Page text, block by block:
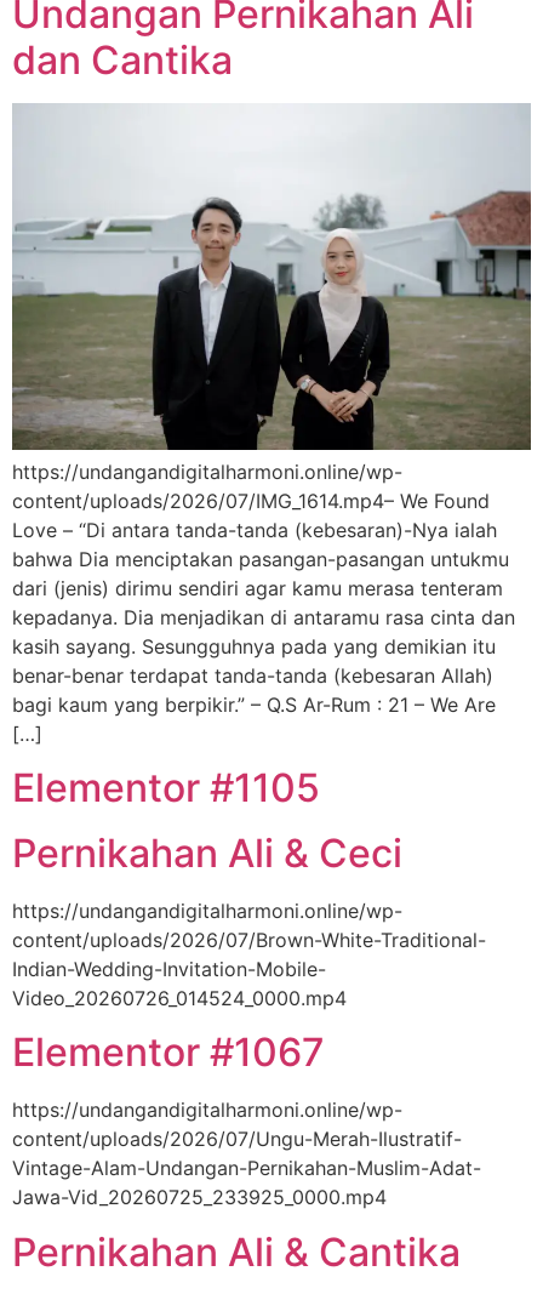
Undangan Pernikahan Ali
dan Cantika
https://undangandigitalharmoni.online/wp-
content/uploads/2026/07/IMG_1614.mp4– We Found
Love – “Di antara tanda-tanda (kebesaran)-Nya ialah
bahwa Dia menciptakan pasangan-pasangan untukmu
dari (jenis) dirimu sendiri agar kamu merasa tenteram
kepadanya. Dia menjadikan di antaramu rasa cinta dan
kasih sayang. Sesungguhnya pada yang demikian itu
benar-benar terdapat tanda-tanda (kebesaran Allah)
bagi kaum yang berpikir.” – Q.S Ar-Rum : 21 – We Are
[…]
Elementor #1105
Pernikahan Ali & Ceci
https://undangandigitalharmoni.online/wp-
content/uploads/2026/07/Brown-White-Traditional-
Indian-Wedding-Invitation-Mobile-
Video_20260726_014524_0000.mp4
Elementor #1067
https://undangandigitalharmoni.online/wp-
content/uploads/2026/07/Ungu-Merah-Ilustratif-
Vintage-Alam-Undangan-Pernikahan-Muslim-Adat-
Jawa-Vid_20260725_233925_0000.mp4
Pernikahan Ali & Cantika